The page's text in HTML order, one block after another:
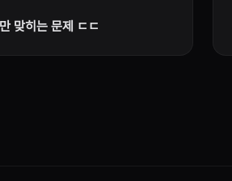
맞히는 문제 ㄷㄷ